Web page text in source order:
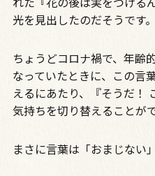
光を見出したのだそうです。
ちょうどコロナ禍で、年齢
なっていたときに、この言
えるにあたり、『そうだ！
気持ちを切り替えることが
まさに言葉は「おまじない